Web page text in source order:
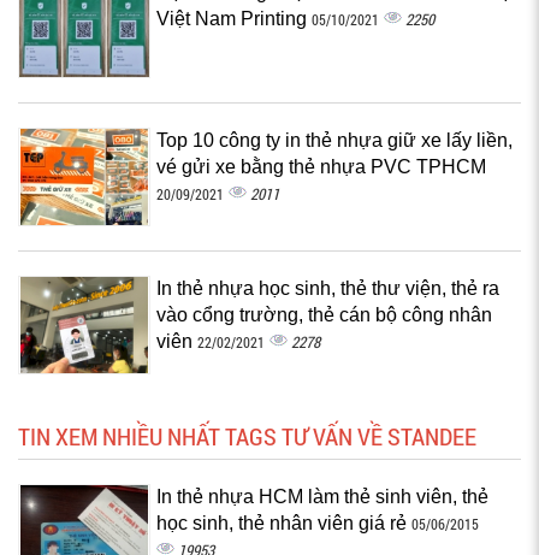
Việt Nam Printing 05/10/2021 2250
Top 10 công ty in thẻ nhựa giữ xe lấy liền,
vé gửi xe bằng thẻ nhựa PVC TPHCM
20/09/2021 2011
In thẻ nhựa học sinh, thẻ thư viện, thẻ ra
vào cổng trường, thẻ cán bộ công nhân
viên 22/02/2021 2278
TIN XEM NHIỀU NHẤT TAGS TƯ VẤN VỀ STANDEE
In thẻ nhựa HCM làm thẻ sinh viên, thẻ
học sinh, thẻ nhân viên giá rẻ 05/06/2015
19953